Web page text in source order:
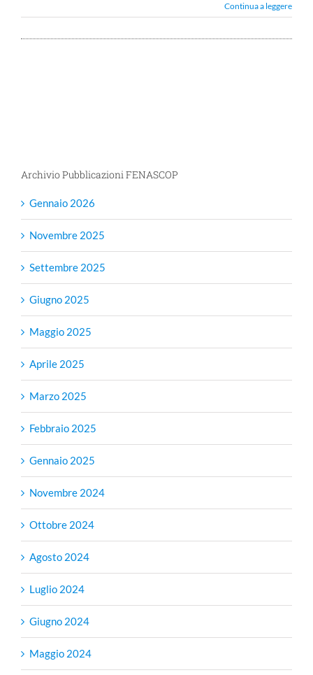
Continua a leggere
Archivio Pubblicazioni FENASCOP
Gennaio 2026
Novembre 2025
Settembre 2025
Giugno 2025
Maggio 2025
Aprile 2025
Marzo 2025
Febbraio 2025
Gennaio 2025
Novembre 2024
Ottobre 2024
Agosto 2024
Luglio 2024
Giugno 2024
Maggio 2024